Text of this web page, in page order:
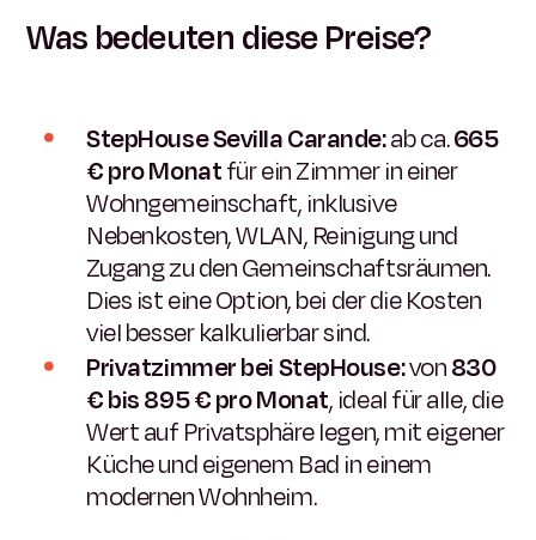
Was bedeuten diese Preise?
StepHouse Sevilla Carande:ab ca.665
€ pro Monatfür ein Zimmer in einer
Wohngemeinschaft, inklusive
Nebenkosten, WLAN, Reinigung und
Zugang zu den Gemeinschaftsräumen.
Dies ist eine Option, bei der die Kosten
viel besser kalkulierbar sind.
Privatzimmer bei StepHouse:von830
€ bis 895 € pro Monat, ideal für alle, die
Wert auf Privatsphäre legen, mit eigener
Küche und eigenem Bad in einem
modernen Wohnheim.